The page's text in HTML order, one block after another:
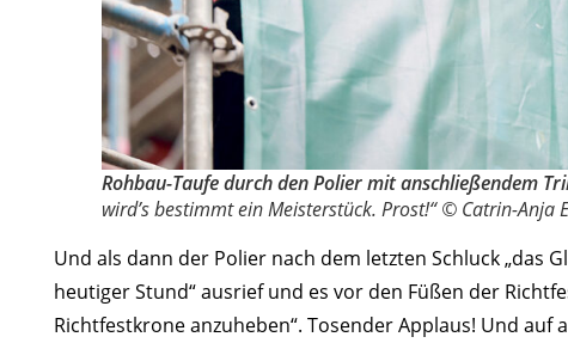
Rohbau-Taufe durch den Polier mit anschließendem
wird’s bestimmt ein Meisterstück. Prost!“ © Catrin-Anja
Und als dann der Polier nach dem letzten Schluck „das
heutiger Stund“ ausrief und es vor den Füßen der
Richtfestkrone anzuheben“. Tosender Applaus! Und